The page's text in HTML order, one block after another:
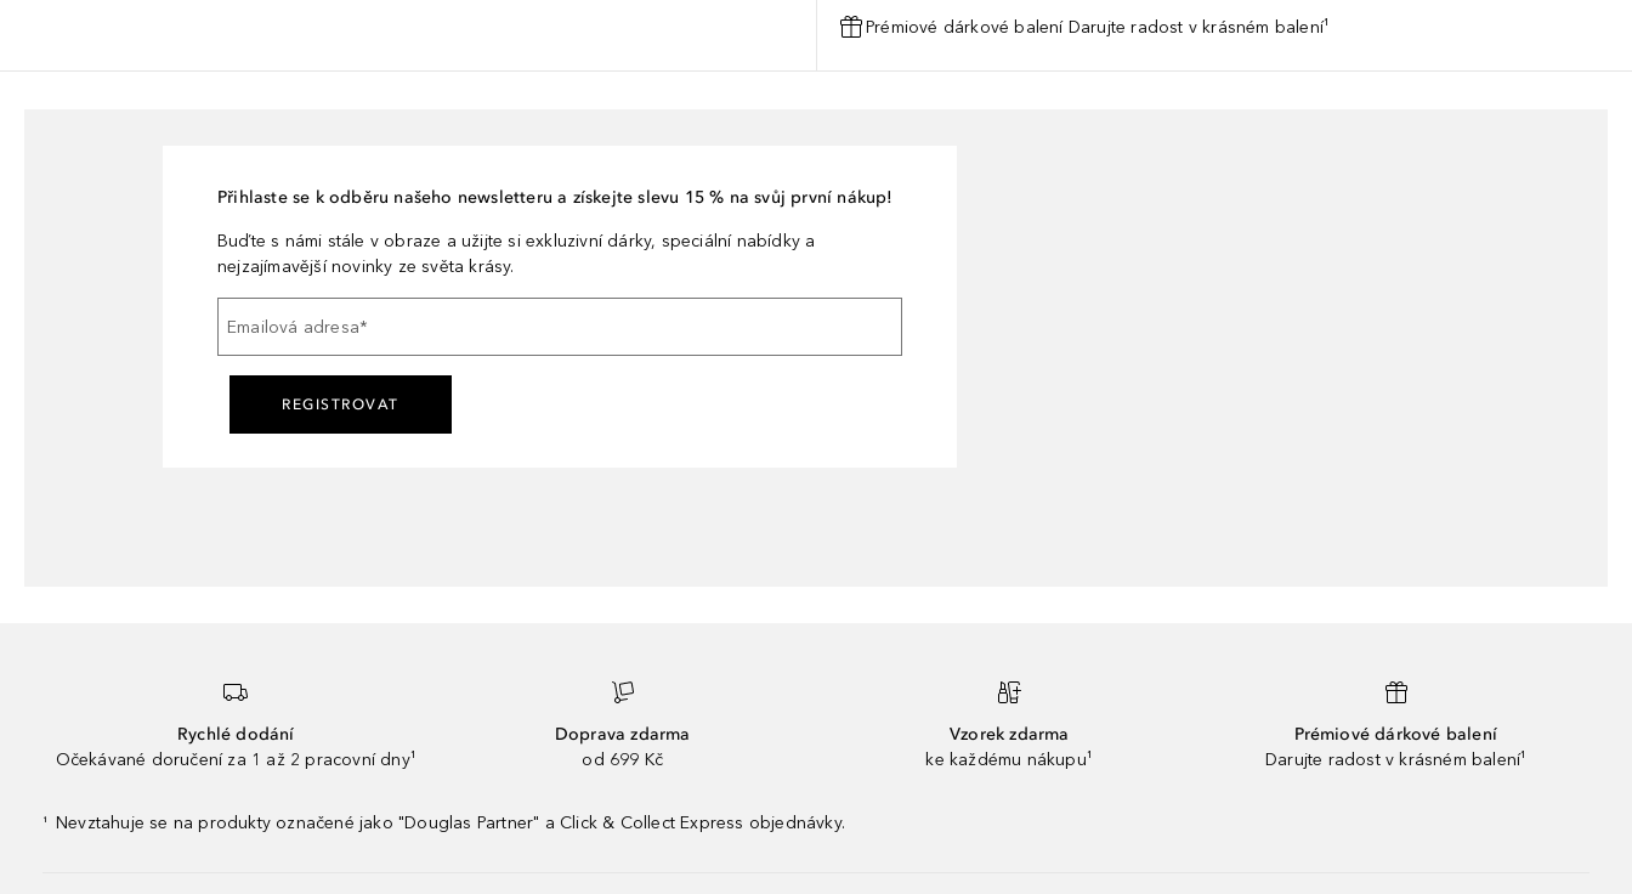
Prémiové dárkové balení Darujte radost v krásném balení¹
Přihlaste se k odběru našeho newsletteru a získejte slevu 15 % na svůj první nákup!
Buďte s námi stále v obraze a užijte si exkluzivní dárky, speciální nabídky a
nejzajímavější novinky ze světa krásy.
Emailová adresa*
REGISTROVAT
Rychlé dodání
Očekávané doručení za 1 až 2 pracovní dny¹
Doprava zdarma
od 699 Kč
Vzorek zdarma
ke každému nákupu¹
Prémiové dárkové balení
Darujte radost v krásném balení¹
¹ Nevztahuje se na produkty označené jako "Douglas Partner" a Click & Collect Express objednávky.